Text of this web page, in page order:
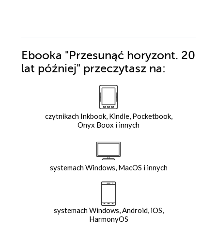
Ebooka "Przesunąć horyzont. 20
lat później" przeczytasz na:
czytnikach Inkbook, Kindle, Pocketbook,
Onyx Boox i innych
systemach Windows, MacOS i innych
systemach Windows, Android, iOS,
HarmonyOS